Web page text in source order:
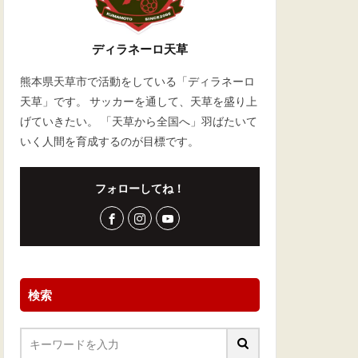
ディラネーロ天草
熊本県天草市で活動をしている「ディラネーロ
天草」です。 サッカーを通して、天草を盛り上
げていきたい。 「天草から全国へ」羽ばたいて
いく人間を育成するのが目標です。
フォローしてね！
検索